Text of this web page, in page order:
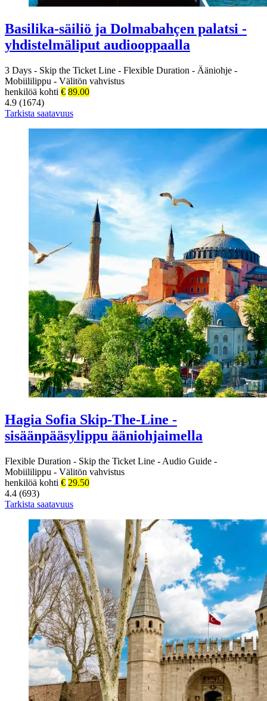
Basilika-säiliö ja Dolmabahçen palatsi -
yhdistelmäliput audiooppaalla
3 Days - Skip the Ticket Line - Flexible Duration - Ääniohje -
Mobiililippu - Välitön vahvistus
henkilöä kohti € 89.00
4.9 (1674)
Tarkista saatavuus
Hagia Sofia Skip-The-Line -
sisäänpääsylippu ääniohjaimella
Flexible Duration - Skip the Ticket Line - Audio Guide -
Mobiililippu - Välitön vahvistus
henkilöä kohti € 29.50
4.4 (693)
Tarkista saatavuus